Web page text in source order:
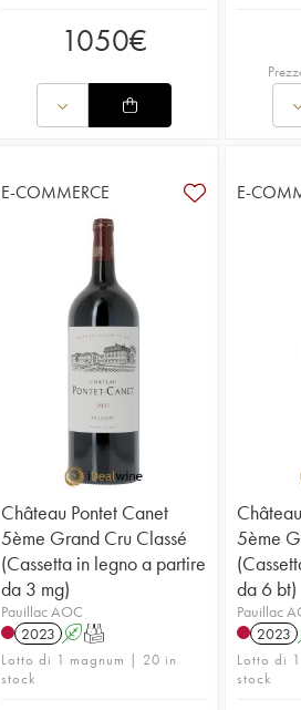
1050€
E-COMMERCE
Château Pontet Canet
5ème Grand Cru Classé
(Cassetta in legno a partire
da 3 mg)
Pauillac AOC
2023 AT
Lotto di 1 magnum | 20 in
stock
E-
5ème
da 6 bt)
Pauillac
2023
Lotto di
stock